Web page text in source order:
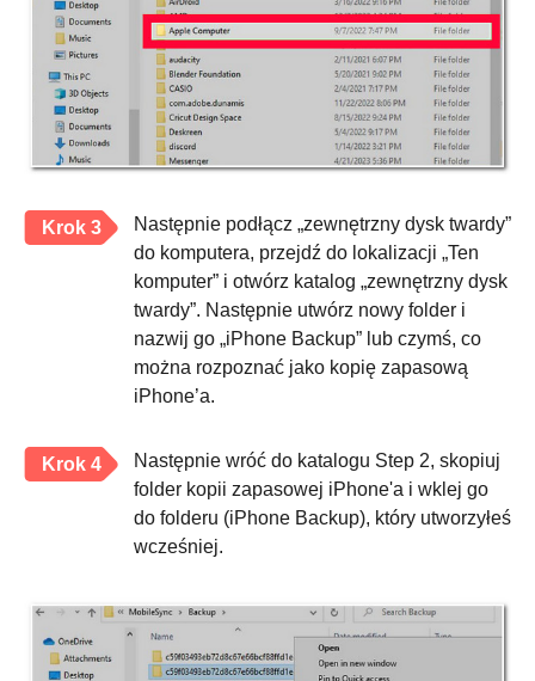
Krok 3
Następnie podłącz „zewnętrzny dysk twardy”
do komputera, przejdź do lokalizacji „Ten
komputer” i otwórz katalog „zewnętrzny dysk
twardy”. Następnie utwórz nowy folder i
nazwij go „iPhone Backup” lub czymś, co
można rozpoznać jako kopię zapasową
iPhone’a.
Krok 4
Następnie wróć do katalogu Step 2, skopiuj
folder kopii zapasowej iPhone'a i wklej go
do folderu (iPhone Backup), który utworzyłeś
wcześniej.